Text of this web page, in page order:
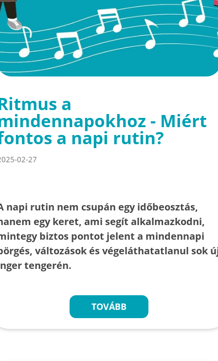
a
- Miért
a napi rutin?
02-27
napi rutin nem csupán egy időbeosztás,
egy keret, ami segít alkalmazkodni,
biztos pontot jelent a mindennapi
változások és végeláthatatlanul sok
tengerén.
TOVÁBB